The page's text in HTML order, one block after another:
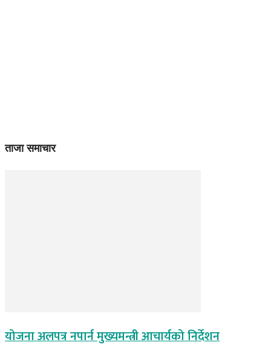
ताजा समाचार
योजना अलपत्र नपार्न मुख्यमन्त्री आचार्यको निर्देशन